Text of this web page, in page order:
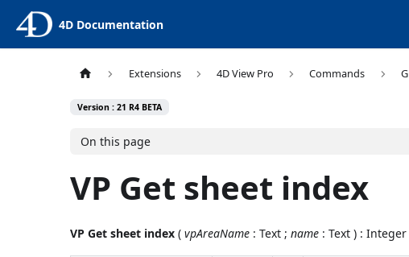
4D Documentation
Extensions 4D View Pro Commands G
Version : 21 R4 BETA
On this page
VP Get sheet index
VP Get sheet index (vpAreaName : Text ;name : Text ) : Integer